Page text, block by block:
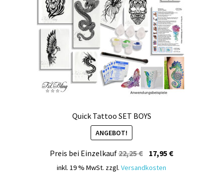
Quick Tattoo SET BOYS
ANGEBOT!
Preis bei Einzelkauf22,25€ Ursprünglicher
Preis
17,95 €Aktueller
inkl. 19 % MwSt. zzgl. Versandkosten